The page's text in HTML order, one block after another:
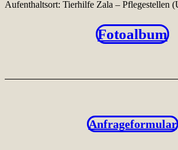
Aufenthaltsort: Tierhilfe Zala – Pflegestellen
Fotoalbum
Anfrageformular